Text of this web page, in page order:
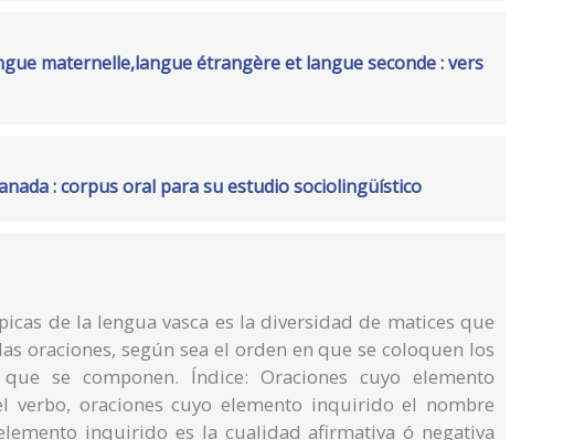
maternelle,langue étrangère et langue seconde : vers
: corpus oral para su estudio sociolingüístico
de la lengua vasca es la diversidad de matices que
oraciones, según sea el orden en que se coloquen los
se componen. Índice: Oraciones cuyo elemento
verbo, oraciones cuyo elemento inquirido el nombre
inquirido es la cualidad afirmativa ó negativa